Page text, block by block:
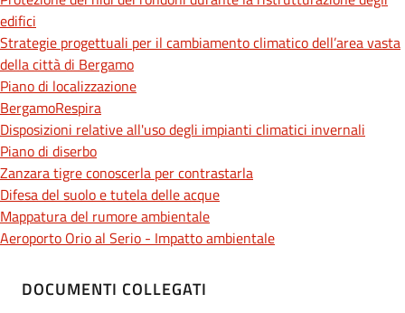
edifici
Strategie progettuali per il cambiamento climatico dell’area vasta
della città di Bergamo
Piano di localizzazione
BergamoRespira
Disposizioni relative all'uso degli impianti climatici invernali
Piano di diserbo
Zanzara tigre conoscerla per contrastarla
Difesa del suolo e tutela delle acque
Mappatura del rumore ambientale
Aeroporto Orio al Serio - Impatto ambientale
DOCUMENTI COLLEGATI